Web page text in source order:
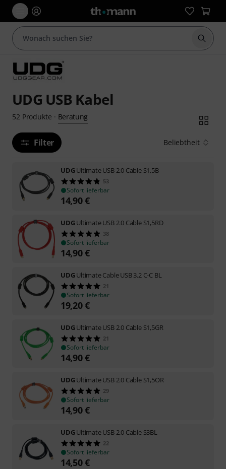
Suche
UDG USB Kabel
52 Produkte · Beratung
Filter Beliebtheit
UDGUltimate USB 2.0 Cable S1,5B
53
Sofort lieferbar
14,90€
UDGUltimate USB 2.0 Cable S1,5RD
38
Sofort lieferbar
14,90€
UDGUltimate Cable USB 3.2 C-C BL
21
Sofort lieferbar
19,20€
UDGUltimate USB 2.0 Cable S1,5GR
21
Sofort lieferbar
14,90€
UDGUltimate USB 2.0 Cable S1,5OR
29
Sofort lieferbar
14,90€
UDGUltimate USB 2.0 Cable S3BL
22
Sofort lieferbar
14,50€